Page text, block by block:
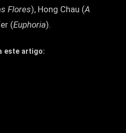
Flores), Hong Chau (A
(Euphoria).
este artigo: